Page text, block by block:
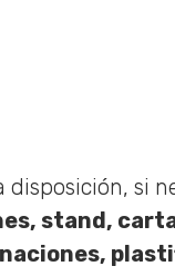
si
stand,